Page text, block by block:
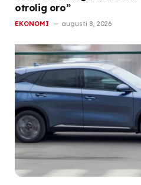
otrolig oro”
EKONOMI augusti 8, 2026